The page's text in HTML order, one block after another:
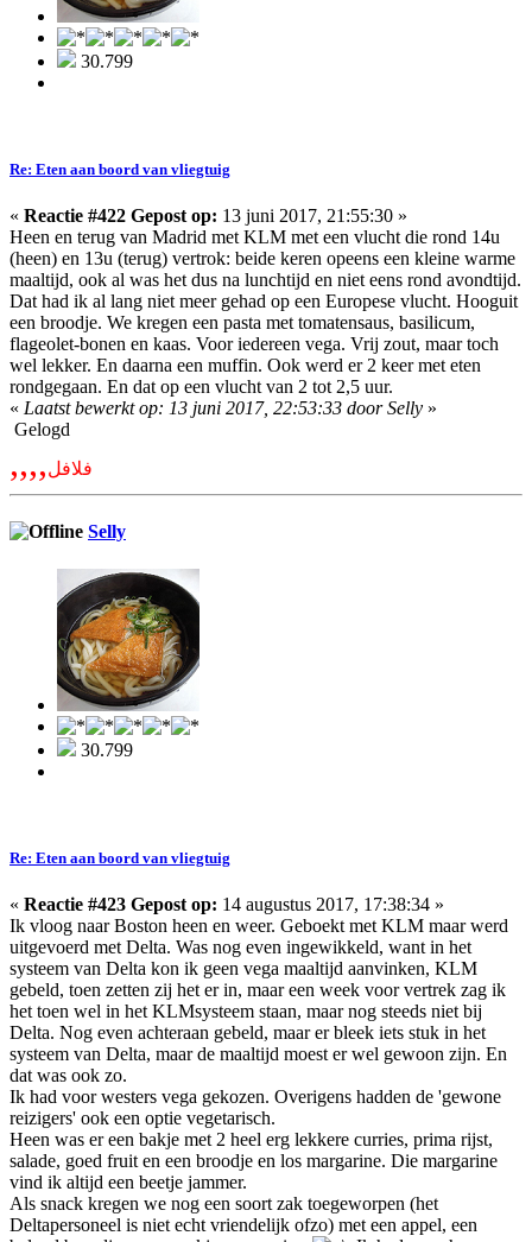
30.799
Re: Eten aan boord van vliegtuig
« Reactie #422 Gepost op: 13 juni 2017, 21:55:30 »
Heen en terug van Madrid met KLM met een vlucht die rond 14u
(heen) en 13u (terug) vertrok: beide keren opeens een kleine warme
maaltijd, ook al was het dus na lunchtijd en niet eens rond avondtijd.
Dat had ik al lang niet meer gehad op een Europese vlucht. Hooguit
een broodje. We kregen een pasta met tomatensaus, basilicum,
flageolet-bonen en kaas. Voor iedereen vega. Vrij zout, maar toch
wel lekker. En daarna een muffin. Ook werd er 2 keer met eten
rondgegaan. En dat op een vlucht van 2 tot 2,5 uur.
« Laatst bewerkt op: 13 juni 2017, 22:53:33 door Selly »
Gelogd
,,,,فلافل
Selly
30.799
Re: Eten aan boord van vliegtuig
« Reactie #423 Gepost op: 14 augustus 2017, 17:38:34 »
Ik vloog naar Boston heen en weer. Geboekt met KLM maar werd
uitgevoerd met Delta. Was nog even ingewikkeld, want in het
systeem van Delta kon ik geen vega maaltijd aanvinken, KLM
gebeld, toen zetten zij het er in, maar een week voor vertrek zag ik
het toen wel in het KLMsysteem staan, maar nog steeds niet bij
Delta. Nog even achteraan gebeld, maar er bleek iets stuk in het
systeem van Delta, maar de maaltijd moest er wel gewoon zijn. En
dat was ook zo.
Ik had voor westers vega gekozen. Overigens hadden de 'gewone
reizigers' ook een optie vegetarisch.
Heen was er een bakje met 2 heel erg lekkere curries, prima rijst,
salade, goed fruit en een broodje en los margarine. Die margarine
vind ik altijd een beetje jammer.
Als snack kregen we nog een soort zak toegeworpen (het
Deltapersoneel is niet echt vriendelijk ofzo) met een appel, een